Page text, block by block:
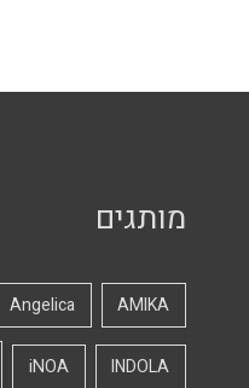
מותגים
AMIKA
Angelica
INDOLA
iNOA